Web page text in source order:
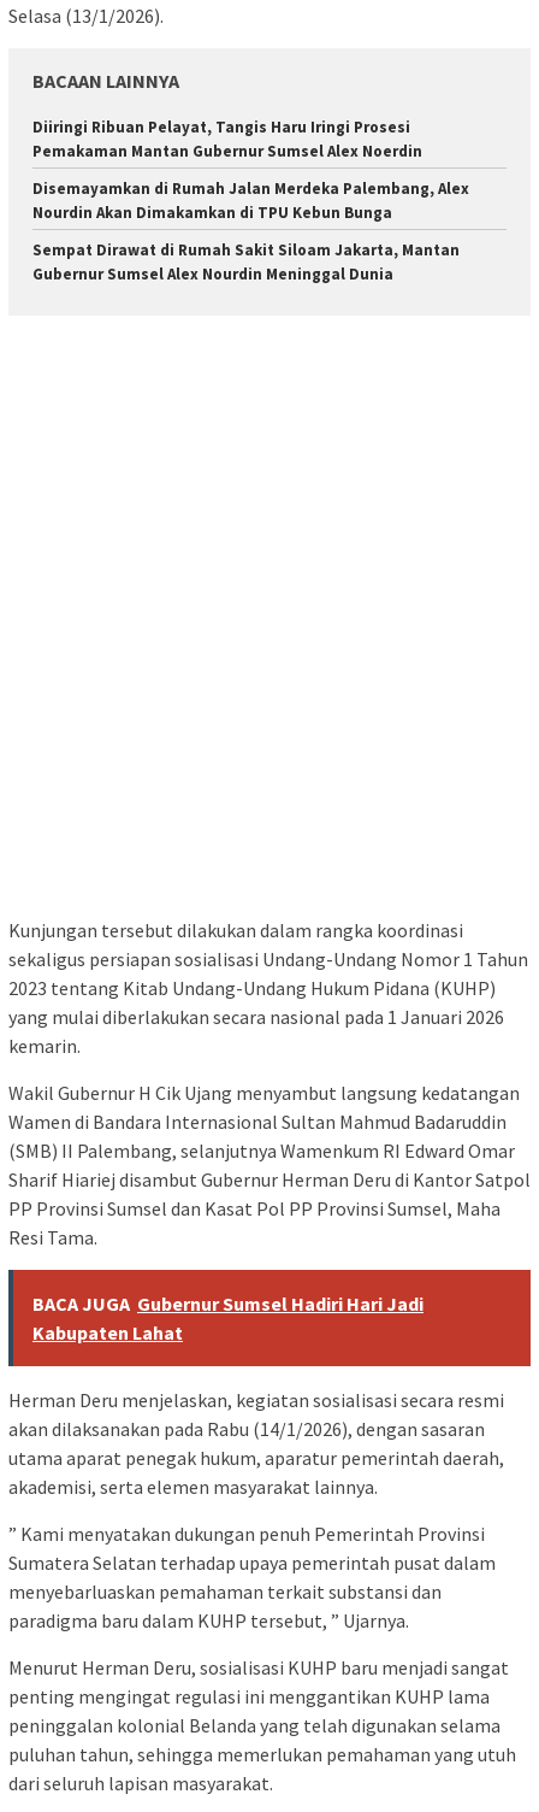
Selasa (13/1/2026).
BACAAN LAINNYA
Diiringi Ribuan Pelayat, Tangis Haru Iringi Prosesi
Pemakaman Mantan Gubernur Sumsel Alex Noerdin
Disemayamkan di Rumah Jalan Merdeka Palembang, Alex
Nourdin Akan Dimakamkan di TPU Kebun Bunga
Sempat Dirawat di Rumah Sakit Siloam Jakarta, Mantan
Gubernur Sumsel Alex Nourdin Meninggal Dunia
Kunjungan tersebut dilakukan dalam rangka koordinasi
sekaligus persiapan sosialisasi Undang-Undang Nomor 1 Tahun
2023 tentang Kitab Undang-Undang Hukum Pidana (KUHP)
yang mulai diberlakukan secara nasional pada 1 Januari 2026
kemarin.
Wakil Gubernur H Cik Ujang menyambut langsung kedatangan
Wamen di Bandara Internasional Sultan Mahmud Badaruddin
(SMB) II Palembang, selanjutnya Wamenkum RI Edward Omar
Sharif Hiariej disambut Gubernur Herman Deru di Kantor Satpol
PP Provinsi Sumsel dan Kasat Pol PP Provinsi Sumsel, Maha
Resi Tama.
BACA JUGA Gubernur Sumsel Hadiri Hari Jadi
Kabupaten Lahat
Herman Deru menjelaskan, kegiatan sosialisasi secara resmi
akan dilaksanakan pada Rabu (14/1/2026), dengan sasaran
utama aparat penegak hukum, aparatur pemerintah daerah,
akademisi, serta elemen masyarakat lainnya.
” Kami menyatakan dukungan penuh Pemerintah Provinsi
Sumatera Selatan terhadap upaya pemerintah pusat dalam
menyebarluaskan pemahaman terkait substansi dan
paradigma baru dalam KUHP tersebut, ” Ujarnya.
Menurut Herman Deru, sosialisasi KUHP baru menjadi sangat
penting mengingat regulasi ini menggantikan KUHP lama
peninggalan kolonial Belanda yang telah digunakan selama
puluhan tahun, sehingga memerlukan pemahaman yang utuh
dari seluruh lapisan masyarakat.